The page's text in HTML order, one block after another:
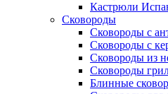
Кастрюли
Сковороды
Сковороды с
Сковороды с
Сковороды из
Сковороды
Блинные